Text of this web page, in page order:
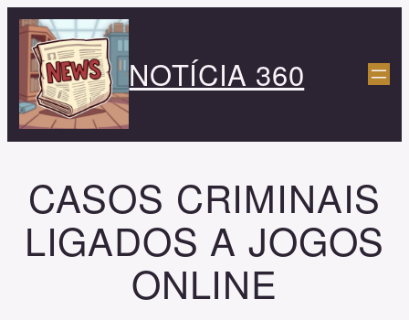
Pular
para
conteúdo
NOTÍCIA 360
CASOS CRIMINAIS
LIGADOS A JOGOS
ONLINE